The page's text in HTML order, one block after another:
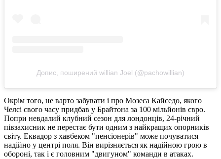
Допис, поширений willian Joel (@pachowillian)
Окрім того, не варто забувати і про Мозеса Кайседо, якого
Челсі свого часу придбав у Брайтона за 100 мільйонів євро.
Попри невдалий клубний сезон для лондонців, 24-річний
півзахисник не перестає бути одним з найкращих опорників
світу. Еквадор з хавбеком "пенсіонерів" може почуватися
надійно у центрі поля. Він вирізняється як надійною грою в
обороні, так і є головним "двигуном" команди в атаках.